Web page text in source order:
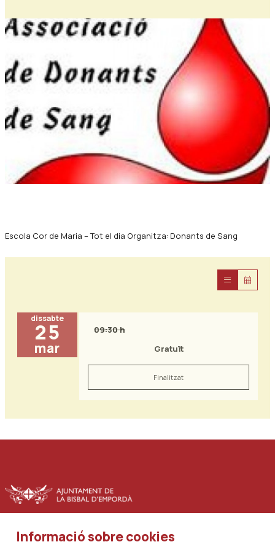
Escola Cor de Maria – Tot el dia Organitza: Donants de Sang
dissabte
25
mar
09:30 h
Gratuït
Finalitzat
Informació sobre cookies